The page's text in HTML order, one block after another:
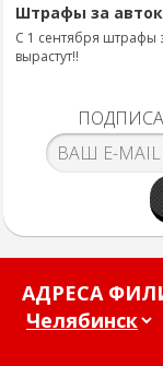
Штрафы за
С 1 сентября штрафы
вырастут!!
АДРЕСА